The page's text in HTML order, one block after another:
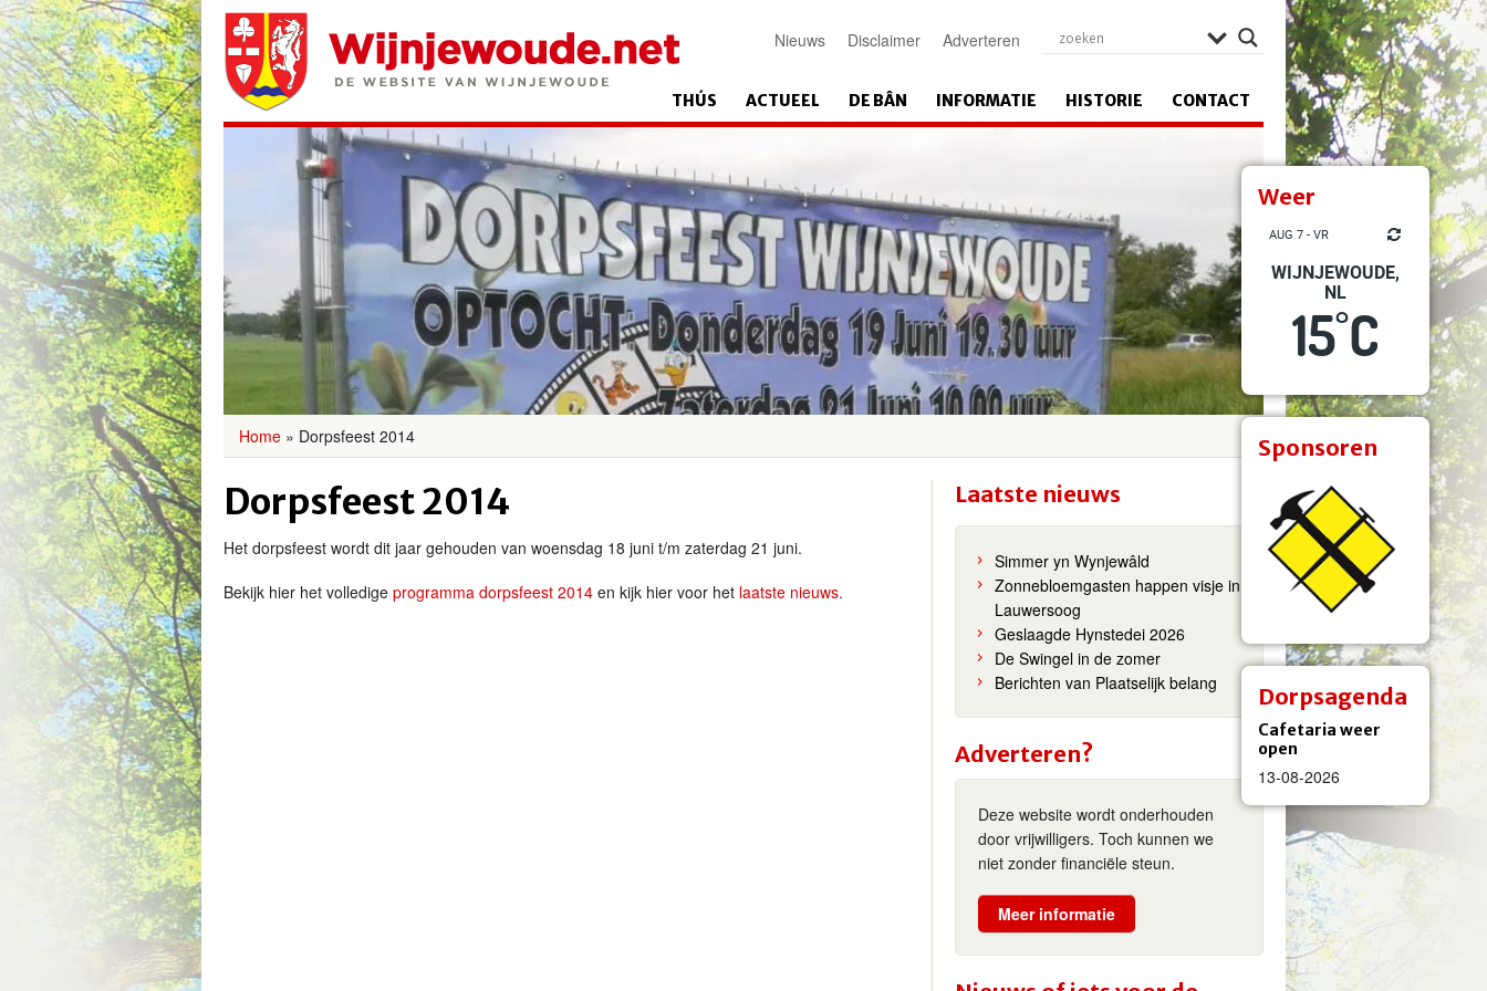
Weer
AUG 7 - VR
WIJNJEWOUDE,
NL
15°C
Sponsoren
Dorpsagenda
Cafetaria weer
open
13-08-2026
Nieuws Disclaimer Adverteren
THÚS ACTUEEL DE BÂN INFORMATIE HISTORIE CONTACT
Home » Dorpsfeest 2014
Dorpsfeest 2014
Het dorpsfeest wordt dit jaar gehouden van woensdag 18 juni t/m zaterdag 21 juni.
Bekijk hier het volledige programma dorpsfeest 2014 en kijk hier voor het laatste nieuws.
Laatste nieuws
Simmer yn Wynjewâld
Zonnebloemgasten happen visje in
Lauwersoog
Geslaagde Hynstedei 2026
De Swingel in de zomer
Berichten van Plaatselijk belang
Adverteren?
Deze website wordt onderhouden
door vrijwilligers. Toch kunnen we
niet zonder financiële steun.
Meer informatie